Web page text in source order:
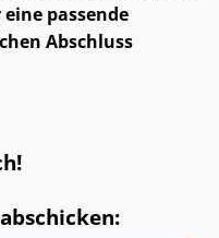
passende
Abschluss